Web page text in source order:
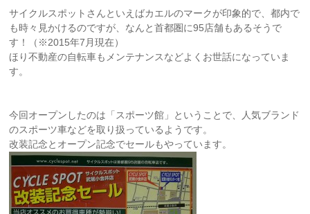
サイクルスポットさんといえばカエルのマークが印象的で、都内で
も時々見かけるのですが、なんと首都圏に95店舗もあるそうで
す！（※2015年7月現在）
ほり不動産の自転車もメンテナンスなどよくお世話になっていま
す。
今回オープンしたのは「スポーツ館」ということで、人気ブランド
のスポーツ車などを取り扱っているようです。
改装記念とオープン記念でセールもやっています。